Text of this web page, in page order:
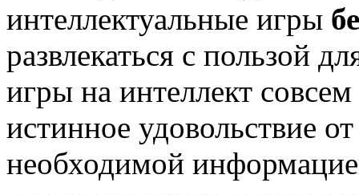
интеллектуальные игры
развлекаться с пользой
игры на интеллект
истинное удовольствие
необходимой